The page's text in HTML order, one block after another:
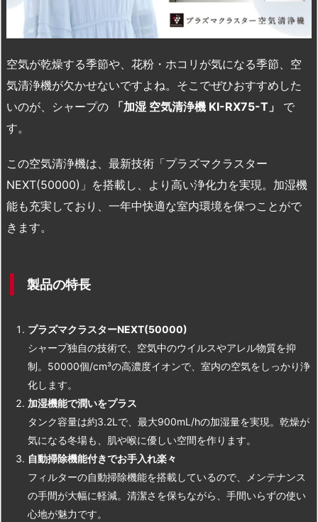
空気が乾燥する季節や、花粉・ホコリが気になる季節、空
気清浄機が欠かせないですよね。そこでぜひおすすめした
いのが、シャープの
「加湿 空気清浄機 KI-RX75-T」
で
す。
この空気清浄機は、最新技術「プラズマクラスター
NEXT(50000)」を搭載し、より高い浄化力を実現。加湿機
能も充実しており、一年中快適な室内環境を保つことがで
きます。
製品の特長
プラズマクラスターNEXT(50000)
シャープ独自の技術で、空気中のウイルスやアレル物質を抑
制。50000個/cm³の高濃度イオンで、室内の空気をしっかり浄
化します。
加湿機能で潤いをプラス
タンク容量は約3.2Lで、最大900mL/hの加湿量を実現。乾燥が
気になる冬場も、肌や喉に優しい空間を作ります。
自動掃除機能付きでお手入れ楽々
フィルターの自動掃除機能を搭載しているので、メンテナンス
の手間が大幅に軽減。清潔さを保ちながら、手間いらずの使い
心地が魅力です。